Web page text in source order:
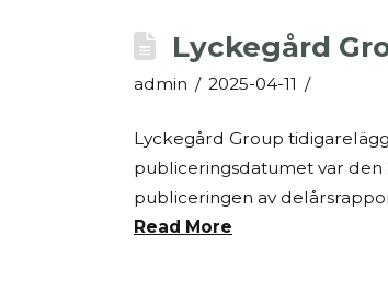
Lyckegård
admin 2025-04-11
Lyckegård Group
publiceringsdatumet var
publiceringen av
Read More